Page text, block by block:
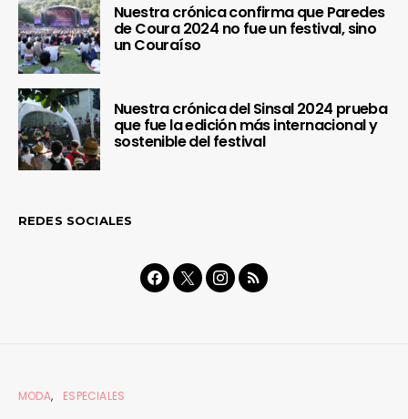
Nuestra crónica confirma que Paredes
de Coura 2024 no fue un festival, sino
un Couraíso
Nuestra crónica del Sinsal 2024 prueba
que fue la edición más internacional y
sostenible del festival
REDES SOCIALES
MODA ESPECIALES